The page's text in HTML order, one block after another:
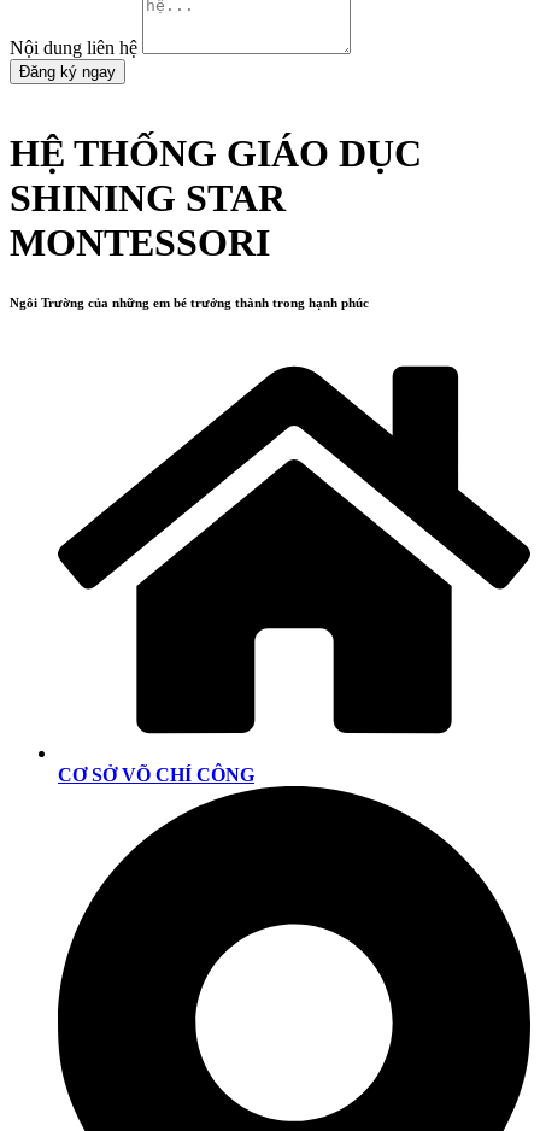
Nội dung liên hệ
Đăng ký ngay
HỆ THỐNG GIÁO DỤC
SHINING STAR
MONTESSORI
Ngôi Trường của những em bé trưởng thành trong hạnh phúc
CƠ SỞ VÕ CHÍ CÔNG